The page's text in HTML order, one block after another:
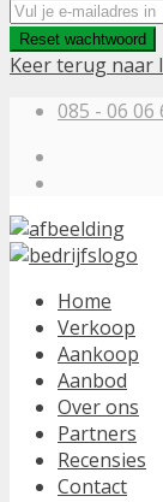
Reset wachtwoord
Keer terug naar
085 - 06 06
Home
Verkoop
Aankoop
Aanbod
Over ons
Partners
Recensies
Contact